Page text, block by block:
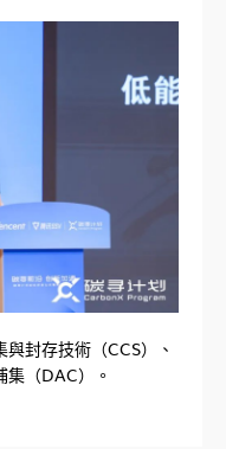
封存技術（CCS）、
（DAC）。